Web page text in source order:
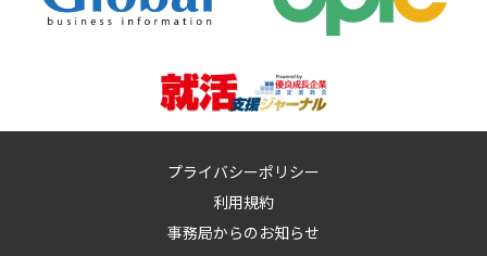
プライバシーポリシー
利用規約
事務局からのお知らせ